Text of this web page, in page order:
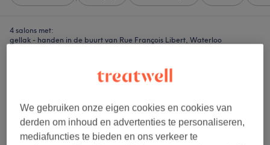
4 salons met:
gellak - handen in de buurt van Rue François Libert, Waterloo
We gebruiken onze eigen cookies en cookies van
derden om inhoud en advertenties te personaliseren,
mediafuncties te bieden en ons verkeer te